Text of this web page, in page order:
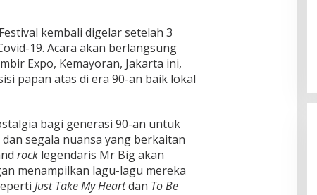
kembali digelar setelah 3
19. Acara akan berlangsung
Expo, Kemayoran, Jakarta ini,
papan atas di era 90-an baik lokal
bagi generasi 90-an untuk
segala nuansa yang berkaitan
rocklegendaris Mr Big akan
menampilkan lagu-lagu mereka
Just Take My Heartdan To Be